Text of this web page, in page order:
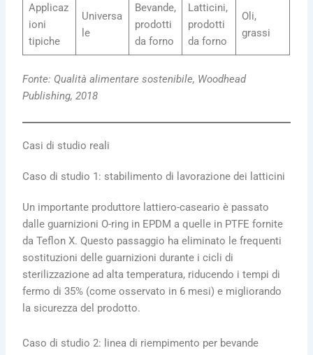
Applicaz
ioni
tipiche
Universa
le
Bevande,
prodotti
da forno
Latticini,
prodotti
da forno
Oli,
grassi
Fonte: Qualità alimentare sostenibile, Woodhead
Publishing, 2018
Casi di studio reali
Caso di studio 1: stabilimento di lavorazione dei latticini
Un importante produttore lattiero-caseario è passato
dalle guarnizioni O-ring in EPDM a quelle in PTFE fornite
da Teflon X. Questo passaggio ha eliminato le frequenti
sostituzioni delle guarnizioni durante i cicli di
sterilizzazione ad alta temperatura, riducendo i tempi di
fermo di 35% (come osservato in 6 mesi) e migliorando
la sicurezza del prodotto.
Caso di studio 2: linea di riempimento per bevande